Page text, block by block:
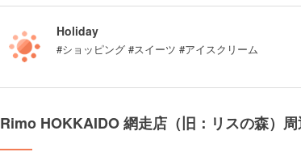
Holiday
#ショッピング #スイーツ #アイスクリーム
Rimo HOKKAIDO 網走店（旧：リスの森）